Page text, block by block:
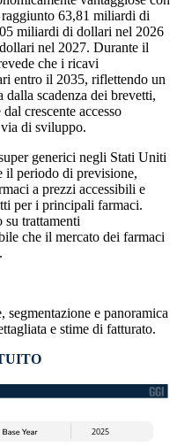
63,81 miliardi di
miliardi di dollari nel 2026
nel 2027. Durante il
che i ricavi
entro il 2035, riflettendo un
scadenza dei brevetti,
crescente accesso
via di sviluppo.
generici negli Stati Uniti
il periodo di previsione,
a prezzi accessibili e
per i principali farmaci.
su trattamenti
che il mercato dei farmaci
segmentazione e panoramica
e stime di fatturato.